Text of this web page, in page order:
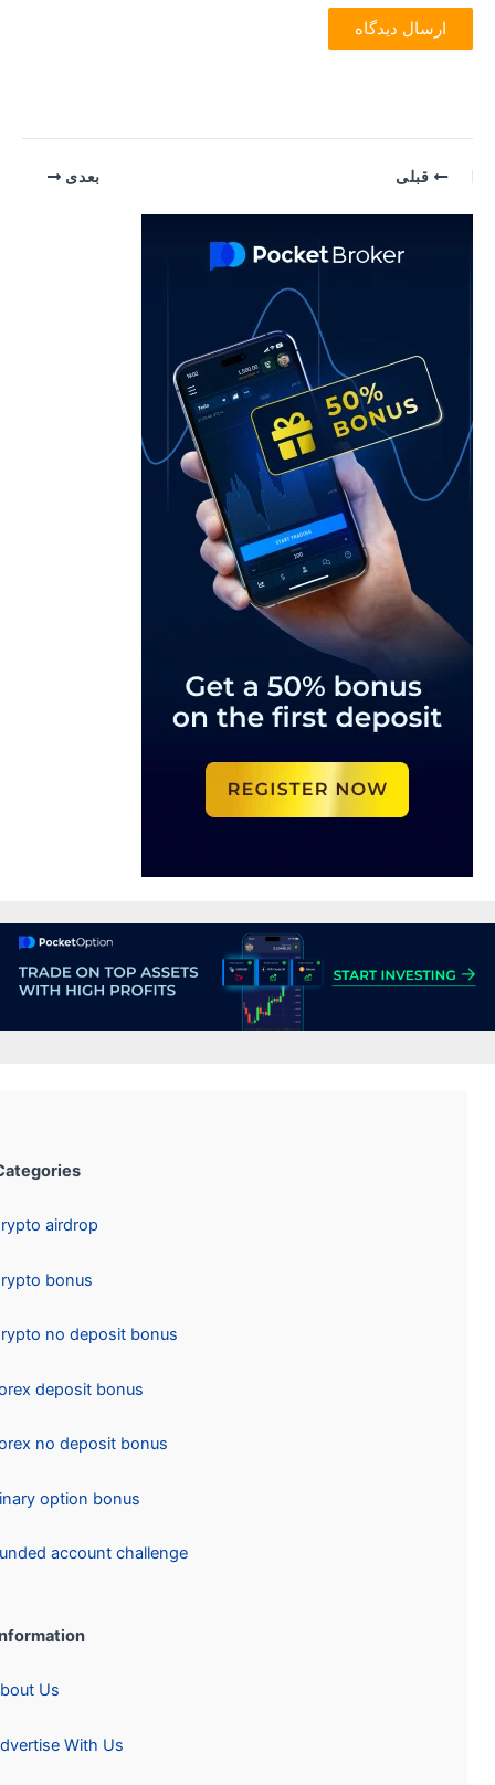
قبلی بعدی
Categories:
Crypto airdrop
Crypto bonus
Crypto no deposit bonus
Forex deposit bonus
Forex no deposit bonus
Binary option bonus
Funded account challenge
Information:
About Us
Advertise With Us